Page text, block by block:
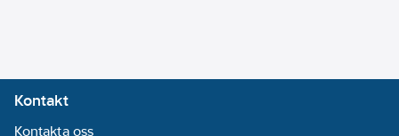
Kontakt
Kontakta oss